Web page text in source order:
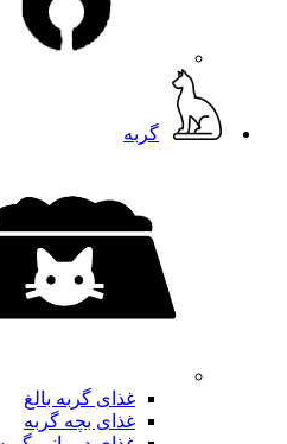
گربه
غذای گربه بالغ
غذای بچه گربه